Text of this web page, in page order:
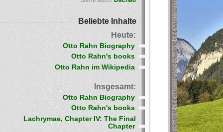
Beliebte Inhalte
Heute:
Otto Rahn Biography
Otto Rahn's books
Otto Rahn im Wikipedia
Insgesamt:
Otto Rahn Biography
Otto Rahn's books
Lachrymae, Chapter IV: The Final
Chapter